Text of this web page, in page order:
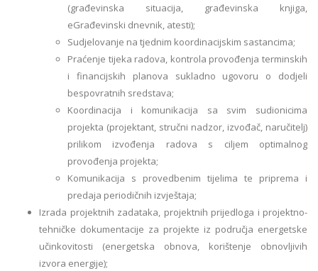
(građevinska situacija, građevinska knjiga,
eGrađevinski dnevnik, atesti);
Sudjelovanje na tjednim koordinacijskim sastancima;
Praćenje tijeka radova, kontrola provođenja terminskih
i financijskih planova sukladno ugovoru o dodjeli
bespovratnih sredstava;
Koordinacija i komunikacija sa svim sudionicima
projekta (projektant, stručni nadzor, izvođač, naručitelj)
prilikom izvođenja radova s ciljem optimalnog
provođenja projekta;
Komunikacija s provedbenim tijelima te priprema i
predaja periodičnih izvještaja;
Izrada projektnih zadataka, projektnih prijedloga i projektno-
tehničke dokumentacije za projekte iz područja energetske
učinkovitosti (energetska obnova, korištenje obnovljivih
izvora energije);